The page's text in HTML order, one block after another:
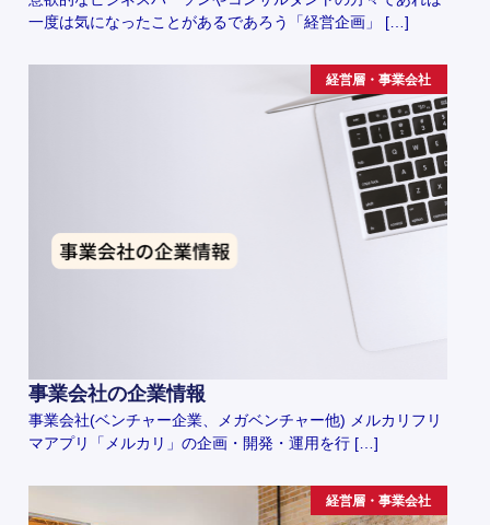
一度は気になったことがあるであろう「経営企画」 […]
経営層・事業会社
事業会社の企業情報
事業会社(ベンチャー企業、メガベンチャー他) メルカリフリ
マアプリ「メルカリ」の企画・開発・運用を行 […]
経営層・事業会社